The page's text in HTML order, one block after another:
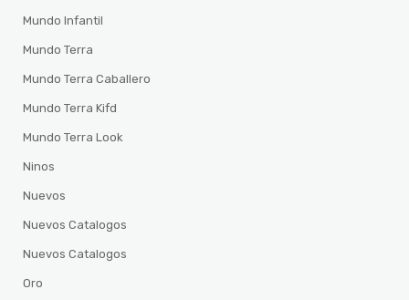
Mundo Infantil
Mundo Terra
Mundo Terra Caballero
Mundo Terra Kifd
Mundo Terra Look
Ninos
Nuevos
Nuevos Catalogos
Nuevos Catalogos
Oro